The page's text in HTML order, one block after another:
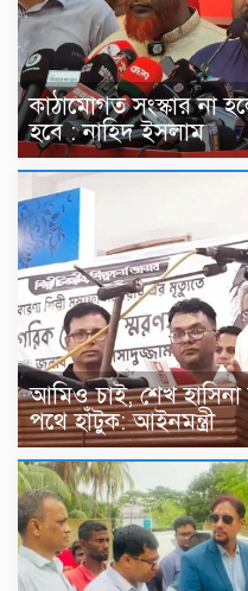
কাঠামোগত সংস্কার না
হবে : নাহিদ ইসলাম
আমিও চাই, শেখ হাসিনা
পথে হাঁটুক: আইনমন্ত্রী